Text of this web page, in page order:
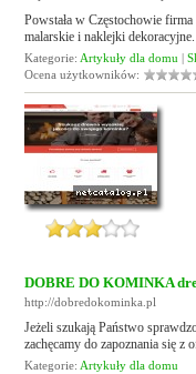
Powstała w Częstochowie
malarskie i naklejki
Kategorie: Artykuły dla domu |
Ocena użytkowników:
DOBRE DO KOMINKA
http://dobredokominka.pl
Jeżeli szukają Państwo
zachęcamy do zapoznania się
Kategorie: Artykuły dla domu